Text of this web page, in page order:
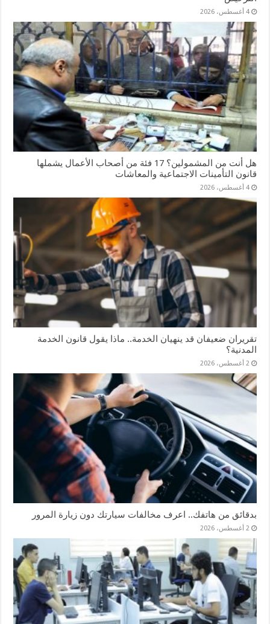
4 أغسطس، 2026
هل أنت من المشمولين؟ 17 فئة من أصحاب الأعمال يشملها
قانون التأمينات الاجتماعية والمعاشات
4 أغسطس، 2026
تقريران ضعيفان قد ينهيان الخدمة.. ماذا يقول قانون الخدمة
المدنية؟
2 أغسطس، 2026
بدقائق من هاتفك.. اعرف مخالفات سيارتك دون زيارة المرور
2 أغسطس، 2026